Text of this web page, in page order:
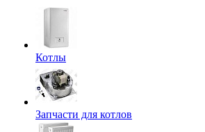
Котлы
Запчасти для котлов